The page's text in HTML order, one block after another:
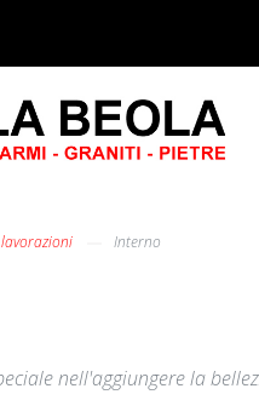
Interno
nell'aggiungere la